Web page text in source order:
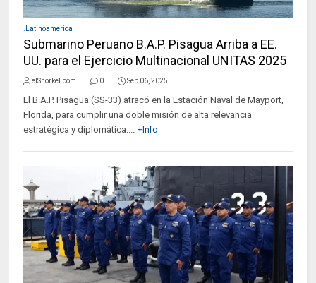
.Latinoamerica
Submarino Peruano B.A.P. Pisagua Arriba a EE.
UU. para el Ejercicio Multinacional UNITAS 2025
elSnorkel.com 0 Sep 06, 2025
El B.A.P. Pisagua (SS-33) atracó en la Estación Naval de Mayport,
Florida, para cumplir una doble misión de alta relevancia
estratégica y diplomática:... +Info